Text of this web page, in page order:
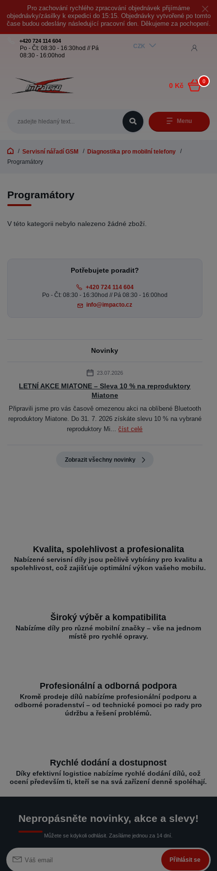
Pro zachování rychlého zpracování objednávek přijímáme
objednávky/zásilky k expedici do 15:15. Objednávky vytvořené po tomto
čase budou odeslány následující pracovní den. Děkujeme za pochopení.
Menu
CZK
+420 724 114 604
Po - Čt: 08:30 - 16:30hod // Pá
08:30 - 16:00hod
0
0 Kč
Servisní nářadí GSM
Diagnostika pro mobilní telefony
Programátory
Programátory
V této kategorii nebylo nalezeno žádné zboží.
Potřebujete poradit?
+420 724 114 604
Po - Čt: 08:30 - 16:30hod // Pá 08:30 - 16:00hod
info@impacto.cz
Novinky
23.07.2026
LETNÍ AKCE MIATONE – Sleva 10 % na reproduktory
Miatone
Připravili jsme pro vás časově omezenou akci na oblíbené Bluetooth
reproduktory Miatone. Do 31. 7. 2026 získáte slevu 10 % na vybrané
reproduktory Mi...číst celé
Zobrazit všechny novinky
Kvalita, spolehlivost a profesionalita
Nabízené servisní díly jsou pečlivě vybírány pro kvalitu a
spolehlivost, což zajišťuje optimální výkon vašeho mobilu.
Široký výběr a kompatibilita
Nabízíme díly pro různé mobilní značky – vše na jednom
místě pro rychlé opravy.
Profesionální a odborná podpora
Kromě prodeje dílů nabízíme profesionální podporu a
odborné poradenství – od technické pomoci po rady pro
údržbu a řešení problémů.
Rychlé dodání a dostupnost
Díky efektivní logistice nabízíme rychlé dodání dílů, což
ocení především ti, kteří se na svá zařízení denně spoléhají.
Nepropásněte novinky, akce a slevy!
Můžete se kdykoli odhlásit. Zasíláme jednou za 14 dní.
Přihlásit se